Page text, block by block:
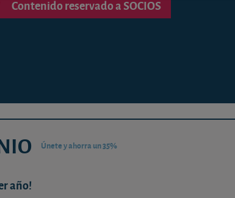
Contenido reservado a SOCIOS
Únete y ahorra un 35%
año!